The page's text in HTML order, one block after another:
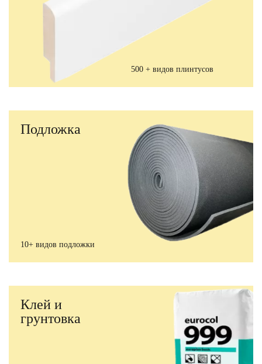
500 + видов плинтусов
Подложка
10+ видов подложки
Клей и
грунтовка